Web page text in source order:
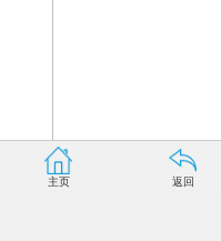
主页 返回